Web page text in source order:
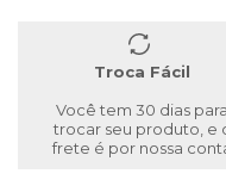
Troca Fácil
Você tem 30 dias para
trocar seu produto, e
frete é por nossa